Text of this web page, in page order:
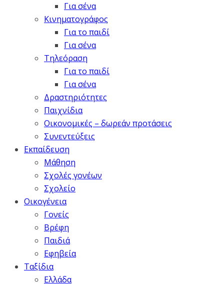
Για σένα
Κινηματογράφος
Για το παιδί
Για σένα
Τηλεόραση
Για το παιδί
Για σένα
Δραστηριότητες
Παιχνίδια
Οικονομικές – δωρεάν προτάσεις
Συνεντεύξεις
Εκπαίδευση
Μάθηση
Σχολές γονέων
Σχολείο
Οικογένεια
Γονείς
Βρέφη
Παιδιά
Εφηβεία
Ταξίδια
Ελλάδα